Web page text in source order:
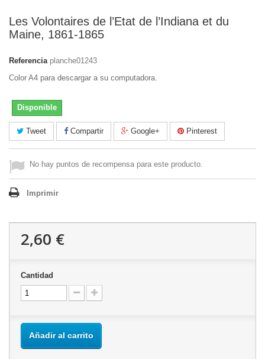
Les Volontaires de l’Etat de l’Indiana et du
Maine, 1861-1865
Referencia planche01243
Color A4 para descargar a su computadora.
Disponible
Tweet Compartir Google+ Pinterest
No hay puntos de recompensa para este producto.
Imprimir
2,60 €
Cantidad
Añadir al carrito